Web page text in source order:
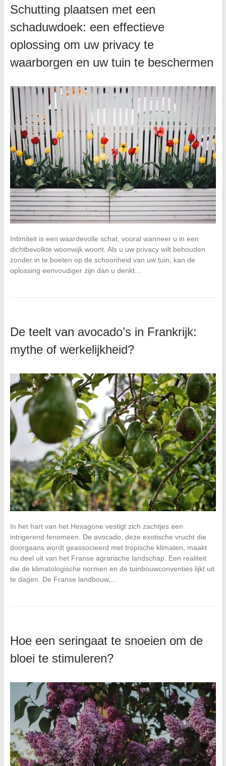
Schutting plaatsen met een
schaduwdoek: een effectieve
oplossing om uw privacy te
waarborgen en uw tuin te beschermen
Intimiteit is een waardevolle schat, vooral wanneer u in een
dichtbevolkte woonwijk woont. Als u uw privacy wilt behouden
zonder in te boeten op de schoonheid van uw tuin, kan de
oplossing eenvoudiger zijn dan u denkt…
De teelt van avocado’s in Frankrijk:
mythe of werkelijkheid?
In het hart van het Hexagone vestigt zich zachtjes een
intrigerend fenomeen. De avocado, deze exotische vrucht die
doorgaans wordt geassocieerd met tropische klimaten, maakt
nu deel uit van het Franse agrarische landschap. Een realiteit
die de klimatologische normen en de tuinbouwconventies lijkt uit
te dagen. De Franse landbouw,…
Hoe een seringaat te snoeien om de
bloei te stimuleren?